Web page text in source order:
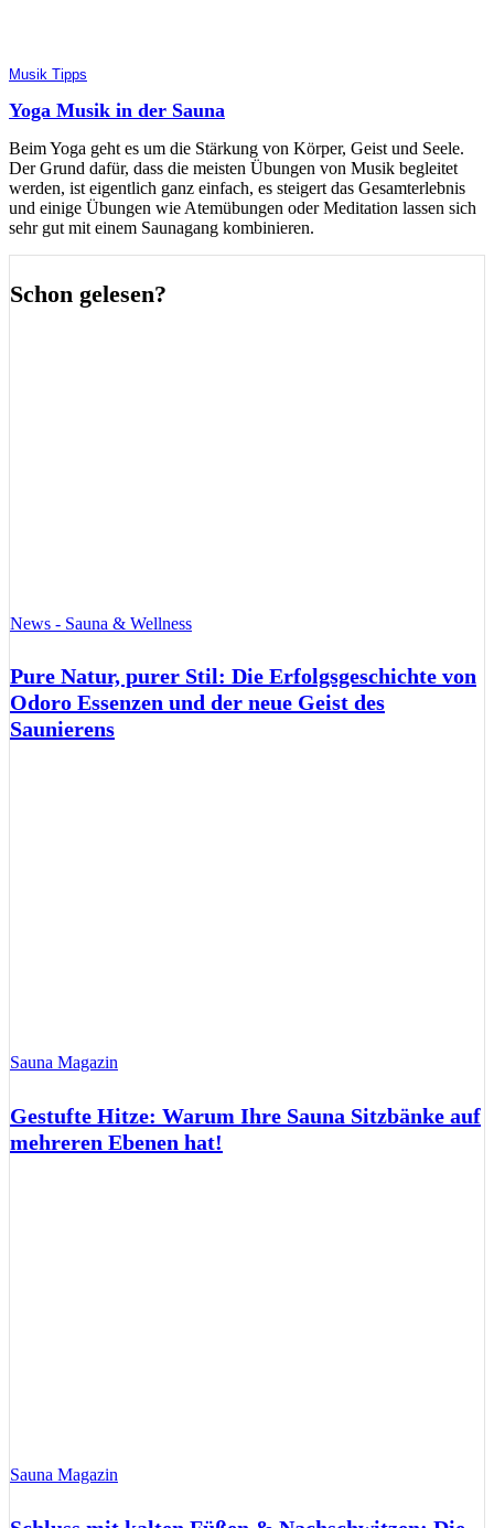
Musik Tipps
Yoga Musik in der Sauna
Beim Yoga geht es um die Stärkung von Körper, Geist und Seele.
Der Grund dafür, dass die meisten Übungen von Musik begleitet
werden, ist eigentlich ganz einfach, es steigert das Gesamterlebnis
und einige Übungen wie Atemübungen oder Meditation lassen sich
sehr gut mit einem Saunagang kombinieren.
Schon gelesen?
News - Sauna & Wellness
Pure Natur, purer Stil: Die Erfolgsgeschichte von
Odoro Essenzen und der neue Geist des
Saunierens
Sauna Magazin
Gestufte Hitze: Warum Ihre Sauna Sitzbänke auf
mehreren Ebenen hat!
Sauna Magazin